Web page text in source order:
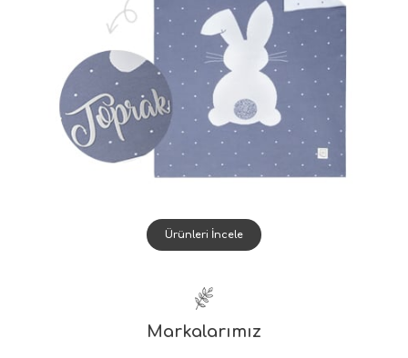
Ürünleri İncele
Markalarımız